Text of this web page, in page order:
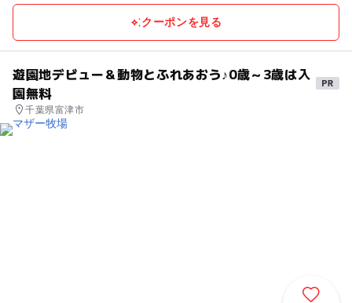
クーポンを見る
遊園地デビュー＆動物とふれあおう♪0歳～3歳は入
園無料
千葉県富津市